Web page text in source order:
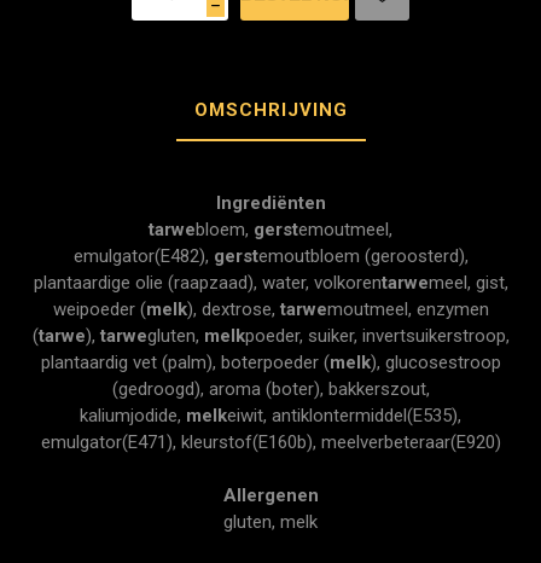
h
OMSCHRIJVING
Ingrediënten
tarwebloem, gerstemoutmeel,
emulgator(E482), gerstemoutbloem (geroosterd),
plantaardige olie (raapzaad), water, volkorentarwemeel, gist,
weipoeder (melk), dextrose, tarwemoutmeel, enzymen
(tarwe), tarwegluten, melkpoeder, suiker, invertsuikerstroop,
plantaardig vet (palm), boterpoeder (melk), glucosestroop
(gedroogd), aroma (boter), bakkerszout,
kaliumjodide, melkeiwit, antiklontermiddel(E535),
emulgator(E471), kleurstof(E160b), meelverbeteraar(E920)
Allergenen
gluten, melk